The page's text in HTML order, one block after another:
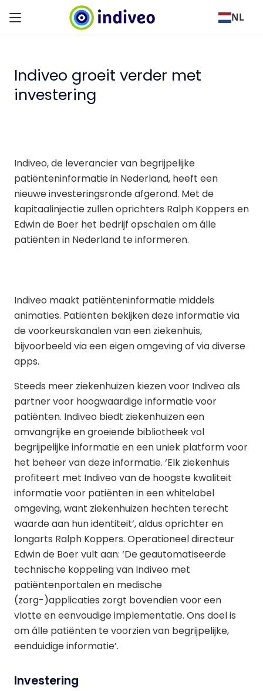
NL
Indiveo groeit verder met
investering
Indiveo, de leverancier van begrijpelijke
patiënteninformatie in Nederland, heeft een
nieuwe investeringsronde afgerond. Met de
kapitaalinjectie zullen oprichters Ralph Koppers en
Edwin de Boer het bedrijf opschalen om álle
patiënten in Nederland te informeren.
Indiveo maakt patiënteninformatie middels
animaties. Patiënten bekijken deze informatie via
de voorkeurskanalen van een ziekenhuis,
bijvoorbeeld via een eigen omgeving of via diverse
apps.
Steeds meer ziekenhuizen kiezen voor Indiveo als
partner voor hoogwaardige informatie voor
patiënten. Indiveo biedt ziekenhuizen een
omvangrijke en groeiende bibliotheek vol
begrijpelijke informatie en een uniek platform voor
het beheer van deze informatie. ‘Elk ziekenhuis
profiteert met Indiveo van de hoogste kwaliteit
informatie voor patiënten in een whitelabel
omgeving, want ziekenhuizen hechten terecht
waarde aan hun identiteit’, aldus oprichter en
longarts Ralph Koppers. Operationeel directeur
Edwin de Boer vult aan: ‘De geautomatiseerde
technische koppeling van Indiveo met
patiëntenportalen en medische
(zorg-)applicaties zorgt bovendien voor een
vlotte en eenvoudige implementatie. Ons doel is
omálle patiënten te voorzien van begrijpelijke,
eenduidige informatie’.
Investering